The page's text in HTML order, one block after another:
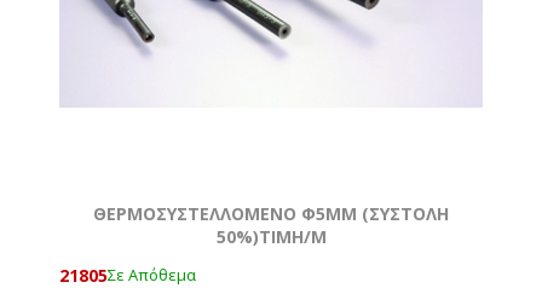
ΘΕΡΜΟΣΥΣΤΕΛΛΟΜΕΝΟ Φ5MM (ΣΥΣΤΟΛΗ
50%)ΤΙΜΗ/Μ
21805Σε Απόθεμα